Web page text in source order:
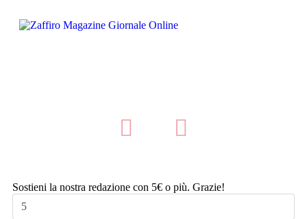
Sostieni la nostra redazione con 5€ o più. Grazie!